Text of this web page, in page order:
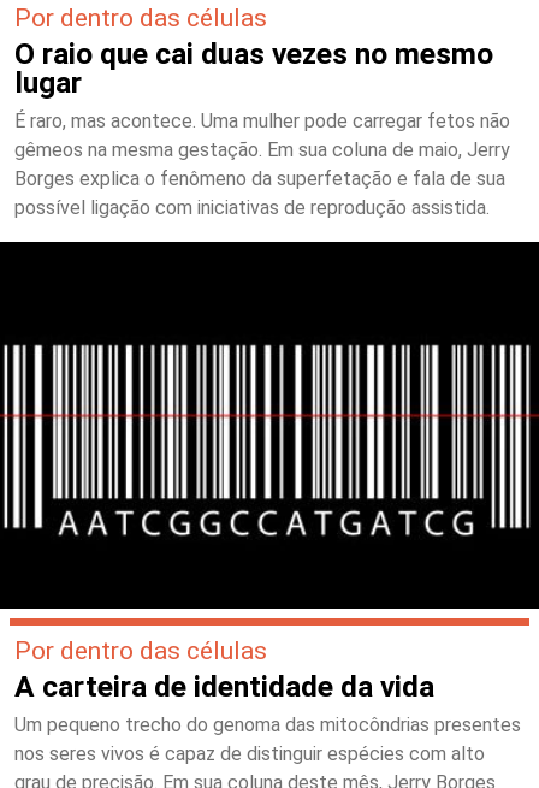
Por dentro das células
O raio que cai duas vezes no mesmo
lugar
É raro, mas acontece. Uma mulher pode carregar fetos não
gêmeos na mesma gestação. Em sua coluna de maio, Jerry
Borges explica o fenômeno da superfetação e fala de sua
possível ligação com iniciativas de reprodução assistida.
Por dentro das células
A carteira de identidade da vida
Um pequeno trecho do genoma das mitocôndrias presentes
nos seres vivos é capaz de distinguir espécies com alto
grau de precisão. Em sua coluna deste mês, Jerry Borges